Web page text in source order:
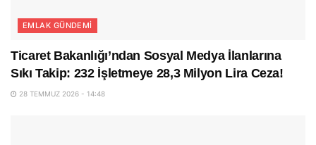
EMLAK GÜNDEMI
Ticaret Bakanlığı’ndan Sosyal Medya İlanlarına
Sıkı Takip: 232 İşletmeye 28,3 Milyon Lira Ceza!
28 TEMMUZ 2026 - 14:48